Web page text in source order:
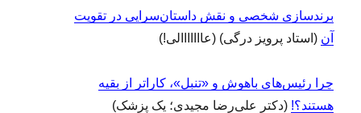
برندسازی شخصی و نقش داستان‌سرایی در تقویت
آن (استاد پرویز درگی) (عااااااالی!)
چرا رئیس‌های باهوش و «تنبل»، کاراتر از بقیه
هستند؟! (دکتر علی‌رضا مجیدی؛ یک پزشک)